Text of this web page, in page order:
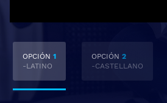
OPCIÓN 1
-LATINO
OPCIÓN 2
-CASTELLANO